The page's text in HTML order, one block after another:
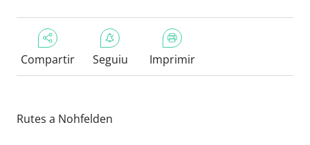
Compartir Seguiu Imprimir
Rutes a Nohfelden